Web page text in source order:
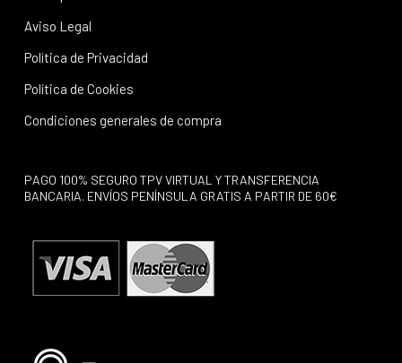
Aviso Legal
Política de Privacidad
Política de Cookies
Condiciones generales de compra
PAGO 100% SEGURO TPV VIRTUAL Y TRANSFERENCIA
BANCARIA. ENVÍOS PENÍNSULA GRATIS A PARTIR DE 60€